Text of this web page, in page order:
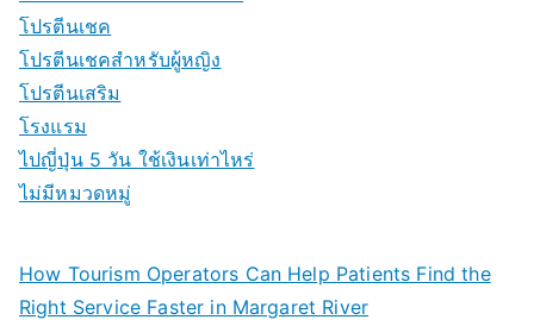
โปรตีนเชค
โปรตีนเชคสำหรับผู้หญิง
โปรตีนเสริม
โรงแรม
ไปญี่ปุ่น 5 วัน ใช้เงินเท่าไหร่
ไม่มีหมวดหมู่
How Tourism Operators Can Help Patients Find the
Right Service Faster in Margaret River